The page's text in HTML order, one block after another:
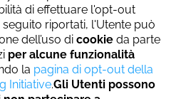
di effettuare l'opt-out
riportati, l'Utente può
dell’uso di cookie da parte
per alcune funzionalità
la pagina di opt-out della
Initiative.Gli Utenti possono